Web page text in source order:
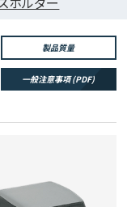
製品質量
一般注意事項 (PDF)